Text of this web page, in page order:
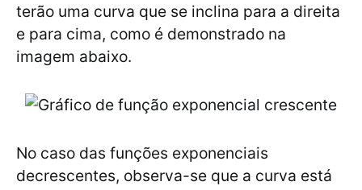
terão uma curva que se inclina para a direita
e para cima, como é demonstrado na
imagem abaixo.
No caso das funções exponenciais
decrescentes, observa-se que a curva está